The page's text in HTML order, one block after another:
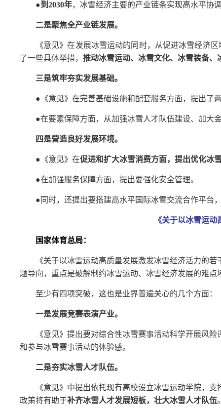
●到2030年，冰雪经济主要的产业链条实现高水平协
二是聚焦全产业链发展。
《意见》在发展冰雪运动的同时，从促进冰雪经济
了一些具体举措， 推动冰雪运动、冰雪文化、冰雪装备、
三是筑牢夯实发展基础。
●《意见》在完善基础设施和配套服务方面，提出了
●在要素保障方面，从加强冰雪人才队伍建设、加大
四是营造良好发展环境。
●《意见》在促进和扩大冰雪消费方面，提出优化冰
●在加强服务保障方面，提出要强化安全管理。
●同时，还提出要搭建高水平国际冰雪交流合作平台
《关于以冰雪运
国家体育总局：
《关于以冰雪运动高质量发展激发冰雪经济活力的
题导向，重点是破解制约冰雪运动、冰雪经济发展的难
至少有四项突破，这也是业界普遍关心的几个方面：
一是发展竞赛表演产业。
《意见》提出要对综合性冰雪赛事活动科学开展风
和参与冰雪赛事活动的体验感。
二是夯实冰雪人才队伍。
《意见》中提出依托现有高校设立冰雪运动学院，
政策将有助于补齐冰雪人才发展短板，壮大冰雪人才队伍